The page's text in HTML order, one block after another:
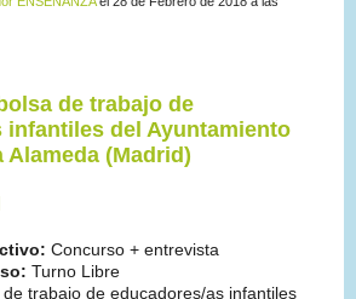
de trabajo de
infantiles del Ayuntamiento
Alameda (Madrid)
Concurso + entrevista
Turno Libre
de trabajo de educadores/as infantiles